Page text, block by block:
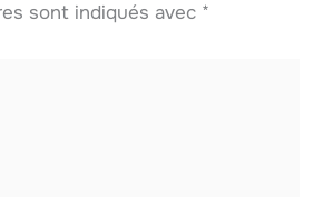
sont indiqués avec *